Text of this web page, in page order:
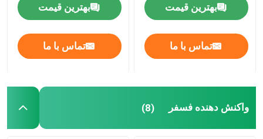
با ما تماس بگیرید
اخبار
فوسفورامیدیت
بهترین قیمت
تماس با ما
بهترین قیمت
تماس با ما
واکنش دهنده فسفر (8)